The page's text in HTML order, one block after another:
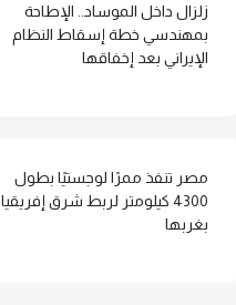
زلزال داخل الموساد.. الإطاحة
بمهندسي خطة إسقاط النظام
الإيراني بعد إخفاقها
مصر تنفذ ممرًا لوجستيًا بطول
4300 كيلومتر لربط شرق إفريقيا
بغربها